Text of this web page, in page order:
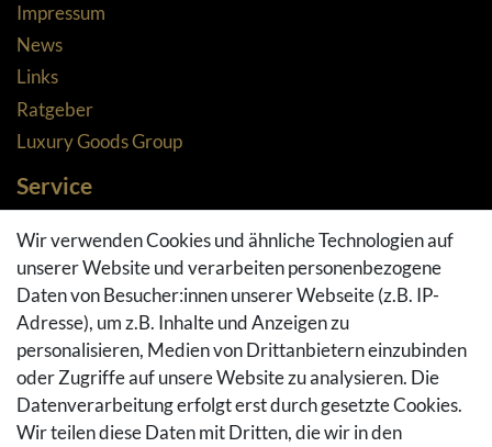
Impressum
News
Links
Ratgeber
Luxury Goods Group
Service
Zahlungsarten
Versandarten & -kosten
Widerrufsrecht
Rückgaberecht
Vertrag widerrufen
Warenkorb
Hilfe
Wir verwenden Cookies und ähnliche Technologien auf
unserer Website und verarbeiten personenbezogene
Daten von Besucher:innen unserer Webseite (z.B. IP-
Adresse), um z.B. Inhalte und Anzeigen zu
personalisieren, Medien von Drittanbietern einzubinden
oder Zugriffe auf unsere Website zu analysieren. Die
Datenverarbeitung erfolgt erst durch gesetzte Cookies.
Wir teilen diese Daten mit Dritten, die wir in den